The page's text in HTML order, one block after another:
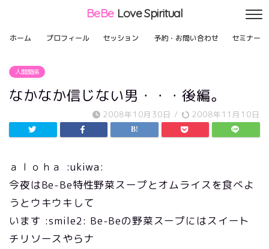
BeBe Love Spiritual
ホーム プロフィール セッション 予約・お問い合わせ セミナー
人間関係
なかなか信じない男・・・後編。
2008年10月30日 / 2008年11月10日
ａｌｏｈａ :ukiwa:
今夜はBe-Be特性野菜スープとオムライスを食べよ
うとウキウキして
います :smile2: Be-Beの野菜スープにはスイート
チリソースやらナ